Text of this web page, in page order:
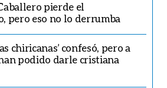
pierde el
pero eso no lo derrumba
chiricanas’ confesó, pero a
podido darle cristiana